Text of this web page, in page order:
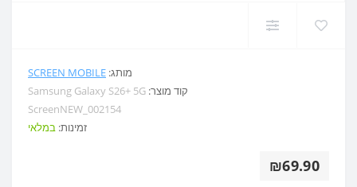
מותג: SCREEN MOBILE
קוד מוצר: Samsung Galaxy S26+ 5G
ScreenNEW_002154
זמינות: במלאי
₪69.90